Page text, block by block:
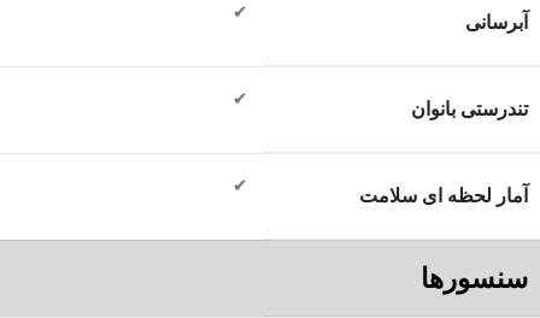
آبرسانی
✔
تندرستی بانوان
✔
آمار لحظه ای سلامت
✔
سنسورها